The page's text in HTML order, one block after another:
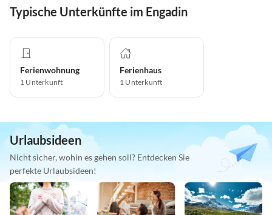
Typische Unterkünfte im Engadin
Ferienwohnung
1 Unterkunft
Ferienhaus
1 Unterkunft
Urlaubsideen
Nicht sicher, wohin es gehen soll? Entdecken Sie
perfekte Urlaubsideen!